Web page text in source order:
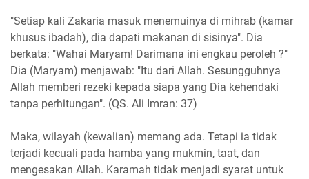
"Setiap kali Zakaria masuk menemuinya di mihrab (kamar
khusus ibadah), dia dapati makanan di sisinya". Dia
berkata: "Wahai Maryam! Darimana ini engkau peroleh ?"
Dia (Maryam) menjawab: "Itu dari Allah. Sesungguhnya
Allah memberi rezeki kepada siapa yang Dia kehendaki
tanpa perhitungan". (QS. Ali Imran: 37)
Maka, wilayah (kewalian) memang ada. Tetapi ia tidak
terjadi kecuali pada hamba yang mukmin, taat, dan
mengesakan Allah. Karamah tidak menjadi syarat untuk